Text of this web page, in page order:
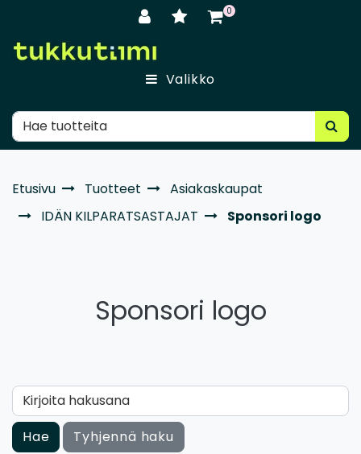
0
Valikko
Etusivu Tuotteet
Asiakaskaupat
IDÄN KILPARATSASTAJAT
Sponsori logo
Sponsori logo
Kirjoita hakusana
Hae Tyhjennä haku